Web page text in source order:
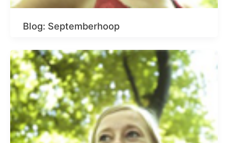
Blog: Septemberhoop